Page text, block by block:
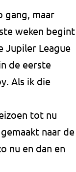
gang, maar
weken begint
Jupiler League
de eerste
Als ik die
tot nu
naar de
nu en dan en